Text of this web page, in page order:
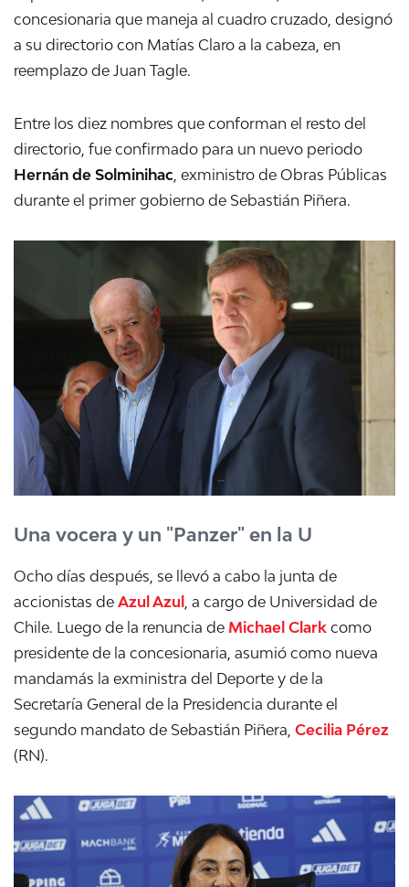
concesionaria que maneja al cuadro cruzado, designó
a su directorio con Matías Claro a la cabeza, en
reemplazo de Juan Tagle.
Entre los diez nombres que conforman el resto del
directorio, fue confirmado para un nuevo periodo
Hernán de Solminihac, exministro de Obras Públicas
durante el primer gobierno de Sebastián Piñera.
Una vocera y un "Panzer" en la U
Ocho días después, se llevó a cabo la junta de
accionistas de Azul Azul , a cargo de Universidad de
Chile. Luego de la renuncia de Michael Clark como
presidente de la concesionaria, asumió como nueva
mandamás la exministra del Deporte y de la
Secretaría General de la Presidencia durante el
segundo mandato de Sebastián Piñera, Cecilia Pérez
(RN).